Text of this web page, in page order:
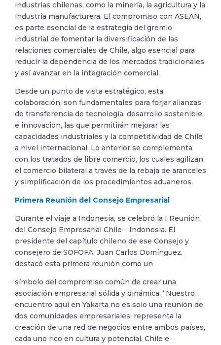
industrias chilenas, como la minería, la agricultura y la
industria manufacturera. El compromiso con ASEAN,
es parte esencial de la estrategia del gremio
industrial de fomentar la diversificación de las
relaciones comerciales de Chile, algo esencial para
reducir la dependencia de los mercados tradicionales
y así avanzar en la integración comercial.
Desde un punto de vista estratégico, esta
colaboración, son fundamentales para forjar alianzas
de transferencia de tecnología, desarrollo sostenible
e innovación, las que permitirán mejorar las
capacidades industriales y la competitividad de Chile
a nivel internacional. Lo anterior se complementa
con los tratados de libre comercio, los cuales agilizan
el comercio bilateral a través de la rebaja de aranceles
y simplificación de los procedimientos aduaneros.
Primera Reunión del Consejo Empresarial
Durante el viaje a Indonesia, se celebró la I Reunión
del Consejo Empresarial Chile – Indonesia. El
presidente del capítulo chileno de ese Consejo y
consejero de SOFOFA, Juan Carlos Domínguez,
destacó esta primera reunión como un
símbolo del compromiso común de crear una
asociación empresarial sólida y dinámica. “Nuestro
encuentro aquí en Yakarta no es solo una reunión de
dos comunidades empresariales; representa la
creación de una red de negocios entre ambos países,
cada uno rico en cultura y potencial. Chile e